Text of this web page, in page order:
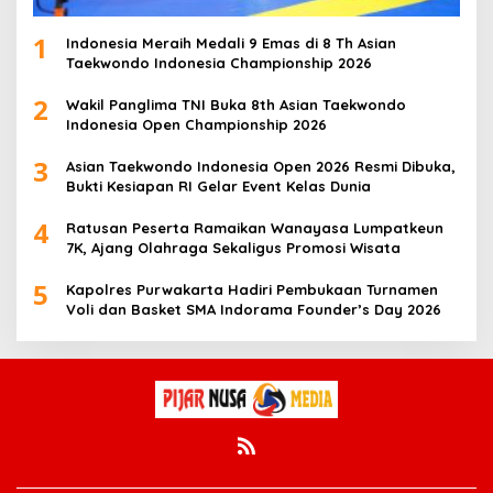
1
Indonesia Meraih Medali 9 Emas di 8 Th Asian
Taekwondo Indonesia Championship 2026
2
Wakil Panglima TNI Buka 8th Asian Taekwondo
Indonesia Open Championship 2026
3
Asian Taekwondo Indonesia Open 2026 Resmi Dibuka,
Bukti Kesiapan RI Gelar Event Kelas Dunia
4
Ratusan Peserta Ramaikan Wanayasa Lumpatkeun
7K, Ajang Olahraga Sekaligus Promosi Wisata
5
Kapolres Purwakarta Hadiri Pembukaan Turnamen
Voli dan Basket SMA Indorama Founder’s Day 2026